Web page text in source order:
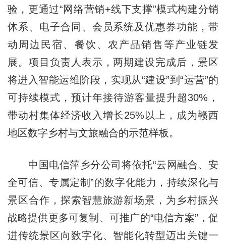
验，更通过“网络营销+线下支撑”模式构建分销
体系、电子合同、会员系统及优惠券功能，带
动周边民宿、餐饮、农产品销售等产业链发
展。项目负责人表示，两期建设完成后，景区
将进入智能运维阶段，实现从“建设”到“运营”的
可持续模式，预计年接待游客量提升超30%，
带动村集体经济收入增长25%以上，成为赣西
地区数字乡村与文旅融合的示范样板。
中国电信萍乡分公司将依托“云网融合、安
全可信、专属定制”的数字化能力，持续深化与
景区合作，探索智慧旅游新场景，为乡村振兴
战略提供更多可复制、可推广的“电信方案”，促
进传统景区向数字化、智能化转型迈出关键一